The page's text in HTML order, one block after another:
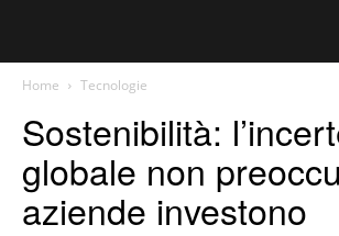
Home Tecnologie
Sostenibilità:
globale non
aziende investono